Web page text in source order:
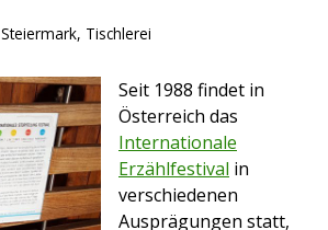
Steiermark, Tischlerei
Seit 1988 findet in
Österreich das
Internationale
Erzählfestival in
verschiedenen
Ausprägungen statt,